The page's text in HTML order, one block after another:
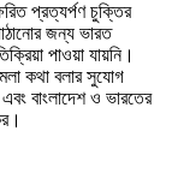
প্রত্যর্পণ চুক্তির
জন্য ভারত
পাওয়া যায়নি।
কথা বলার সুযোগ
বাংলাদেশ ও ভারতের